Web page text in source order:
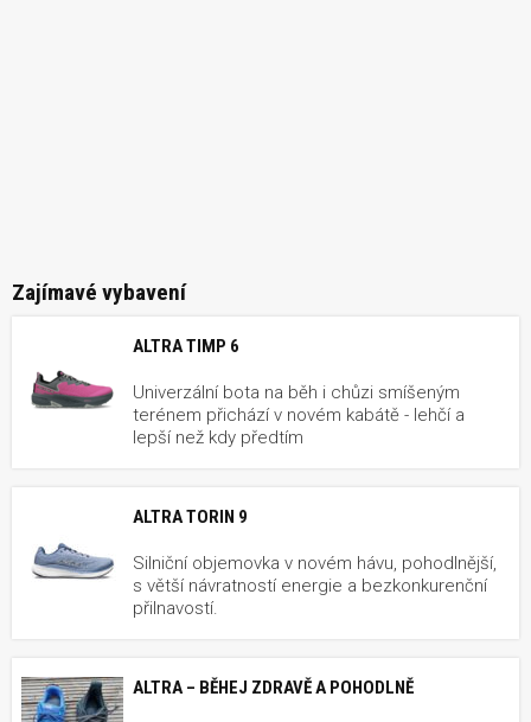
Zajímavé vybavení
ALTRA TIMP 6
Univerzální bota na běh i chůzi smíšeným
terénem přichází v novém kabátě - lehčí a
lepší než kdy předtím
ALTRA TORIN 9
Silniční objemovka v novém hávu, pohodlnější,
s větší návratností energie a bezkonkurenční
přilnavostí.
ALTRA – BĚHEJ ZDRAVĚ A POHODLNĚ